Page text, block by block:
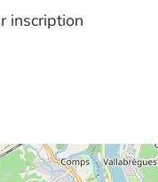
inscription